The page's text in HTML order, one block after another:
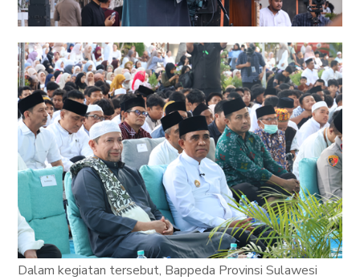
Dalam kegiatan tersebut, Bappeda Provinsi Sulawesi